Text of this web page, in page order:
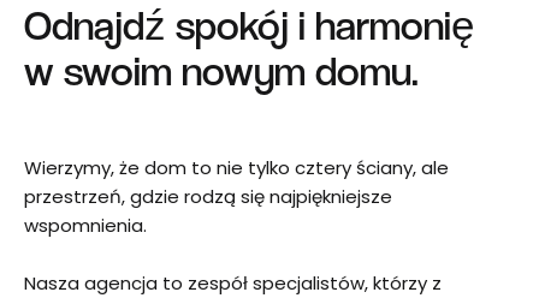
Odnajdź spokój i harmonię
w swoim nowym domu.
Wierzymy, że dom to nie tylko cztery ściany, ale
przestrzeń, gdzie rodzą się najpiękniejsze
wspomnienia.
Nasza agencja to zespół specjalistów, którzy z